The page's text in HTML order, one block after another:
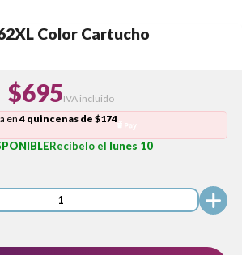
Color Cartucho
$695IVA incluido
en4 quincenas de $174
Recíbelo el lunes 10